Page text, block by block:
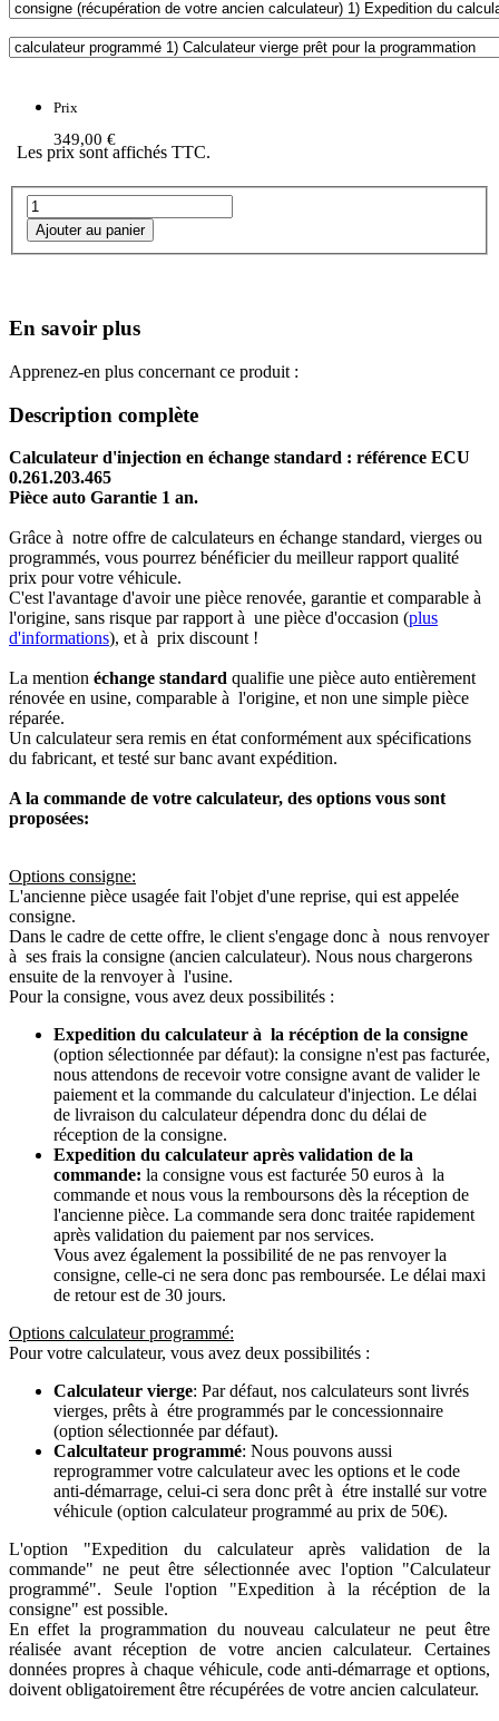
Prix
349,00 €
Les prix sont affichés TTC.
En savoir plus
Apprenez-en plus concernant ce produit :
Description complète
Calculateur d'injection en échange standard : référence ECU
0.261.203.465
Pièce auto Garantie 1 an.
Grâce à notre offre de calculateurs en échange standard, vierges ou
programmés, vous pourrez bénéficier du meilleur rapport qualité
prix pour votre véhicule.
C'est l'avantage d'avoir une pièce renovée, garantie et comparable à
l'origine, sans risque par rapport à une pièce d'occasion (plus
d'informations), et à prix discount !
La mention échange standard qualifie une pièce auto entièrement
rénovée en usine, comparable à l'origine, et non une simple pièce
réparée.
Un calculateur sera remis en état conformément aux spécifications
du fabricant, et testé sur banc avant expédition.
A la commande de votre calculateur, des options vous sont
proposées:
Options consigne:
L'ancienne pièce usagée fait l'objet d'une reprise, qui est appelée
consigne.
Dans le cadre de cette offre, le client s'engage donc à nous renvoyer
à ses frais la consigne (ancien calculateur). Nous nous chargerons
ensuite de la renvoyer à l'usine.
Pour la consigne, vous avez deux possibilités :
Expedition du calculateur à la récéption de la consigne
(option sélectionnée par défaut): la consigne n'est pas facturée,
nous attendons de recevoir votre consigne avant de valider le
paiement et la commande du calculateur d'injection. Le délai
de livraison du calculateur dépendra donc du délai de
réception de la consigne.
Expedition du calculateur après validation de la
commande: la consigne vous est facturée 50 euros à la
commande et nous vous la remboursons dès la réception de
l'ancienne pièce. La commande sera donc traitée rapidement
après validation du paiement par nos services.
Vous avez également la possibilité de ne pas renvoyer la
consigne, celle-ci ne sera donc pas remboursée. Le délai maxi
de retour est de 30 jours.
Options calculateur programmé:
Pour votre calculateur, vous avez deux possibilités :
Calculateur vierge: Par défaut, nos calculateurs sont livrés
vierges, prêts à étre programmés par le concessionnaire
(option sélectionnée par défaut).
Calcultateur programmé: Nous pouvons aussi
reprogrammer votre calculateur avec les options et le code
anti-démarrage, celui-ci sera donc prêt à étre installé sur votre
véhicule (option calculateur programmé au prix de 50€).
L'option "Expedition du calculateur après validation de la
commande" ne peut être sélectionnée avec l'option "Calculateur
programmé". Seule l'option "Expedition à la récéption de la
consigne" est possible.
En effet la programmation du nouveau calculateur ne peut être
réalisée avant réception de votre ancien calculateur. Certaines
données propres à chaque véhicule, code anti-démarrage et options,
doivent obligatoirement être récupérées de votre ancien calculateur.